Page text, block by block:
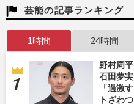
芸能の記事ランキング
1時間 24時間
野村周
石田夢
「過激
トざわ